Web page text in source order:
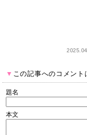
▼ この記事へのコメント
題名
本文